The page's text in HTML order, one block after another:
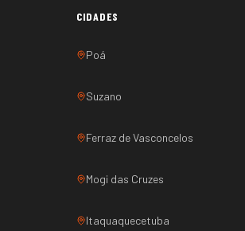
CIDADES
Poá
Suzano
Ferraz de Vasconcelos
Mogi das Cruzes
Itaquaquecetuba